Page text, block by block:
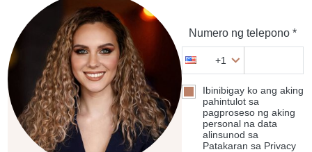
Numero ng telepono *
+1
Ibinibigay ko ang aking
pahintulot sa
pagproseso ng aking
personal na data
alinsunod sa
Patakaran sa Privacy